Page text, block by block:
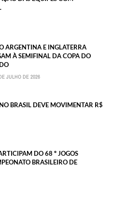
ARGENTINA E INGLATERRA
À SEMIFINAL DA COPA DO
JULHO DE 2026
BRASIL DEVE MOVIMENTAR R$
DO 68 º JOGOS
BRASILEIRO DE